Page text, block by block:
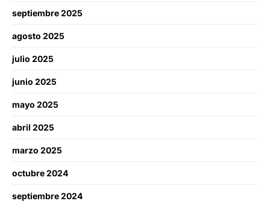
septiembre 2025
agosto 2025
julio 2025
junio 2025
mayo 2025
abril 2025
marzo 2025
octubre 2024
septiembre 2024